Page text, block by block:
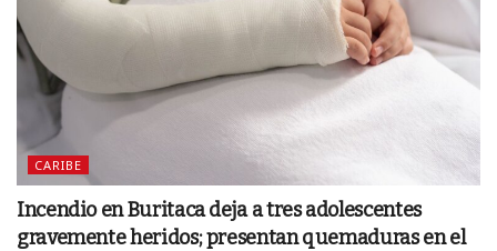
CARIBE
Incendio en Buritaca deja a tres adolescentes
gravemente heridos; presentan quemaduras en el